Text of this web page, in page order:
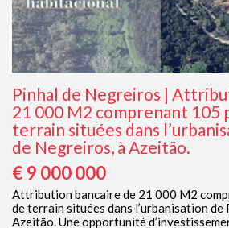
Pinhal de Negreiros |
21 000 M2 comprenant 105
terrain situées dans
de Negreiros, à Azeitão.
€ 9 000 000
Attribution bancaire de 21 000 M2
de terrain situées dans l’urbanisation de
Azeitão. Une opportunité